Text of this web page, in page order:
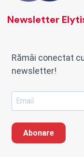
Newsletter
Rămâi conectat
newsletter!
Abonare